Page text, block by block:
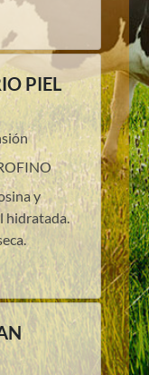
PIEL
y
hidratada.